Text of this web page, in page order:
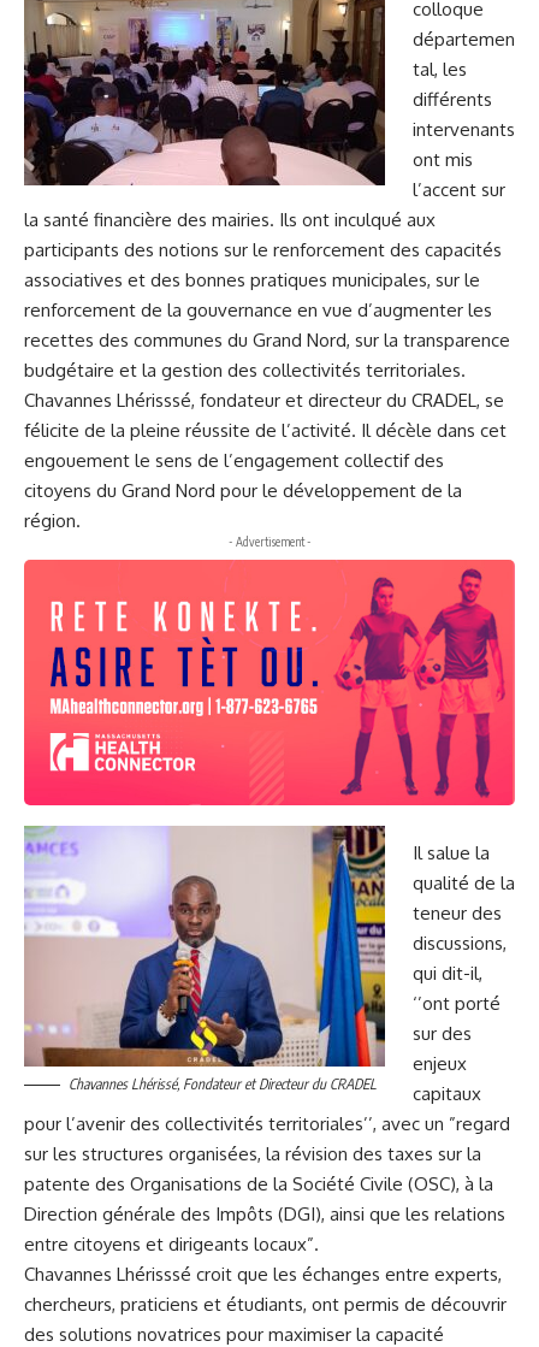
colloque
départemen
tal, les
différents
intervenants
ont mis
l’accent sur
la santé financière des mairies. Ils ont inculqué aux
participants des notions sur le renforcement des capacités
associatives et des bonnes pratiques municipales, sur le
renforcement de la gouvernance en vue d’augmenter les
recettes des communes du Grand Nord, sur la transparence
budgétaire et la gestion des collectivités territoriales.
Chavannes Lhérisssé, fondateur et directeur du CRADEL, se
félicite de la pleine réussite de l’activité. Il décèle dans cet
engouement le sens de l’engagement collectif des
citoyens du Grand Nord pour le développement de la
région.
- Advertisement -
Chavannes Lhérissé, Fondateur et Directeur du CRADEL
Il salue la
qualité de la
teneur des
discussions,
qui dit-il,
‘’ont porté
sur des
enjeux
capitaux
pour l’avenir des collectivités territoriales’’, avec un ”regard
sur les structures organisées, la révision des taxes sur la
patente des Organisations de la Société Civile (OSC), à la
Direction générale des Impôts (DGI), ainsi que les relations
entre citoyens et dirigeants locaux”.
Chavannes Lhérisssé croit que les échanges entre experts,
chercheurs, praticiens et étudiants, ont permis de découvrir
des solutions novatrices pour maximiser la capacité